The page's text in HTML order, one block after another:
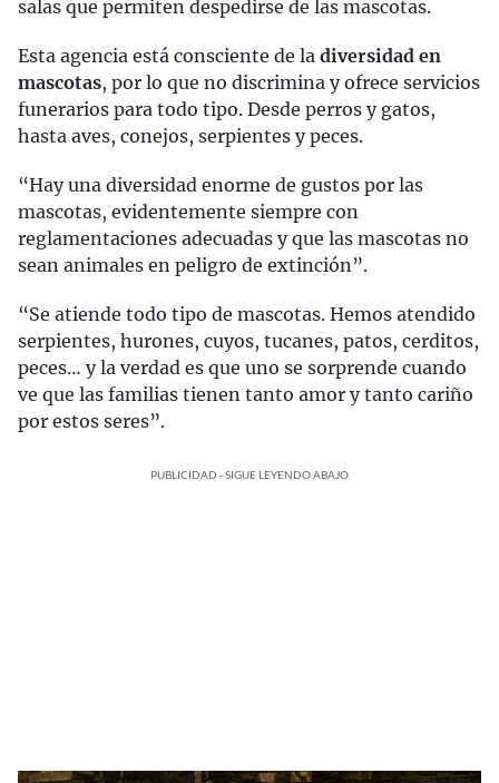
salas que permiten despedirse de las mascotas.
Esta agencia está consciente de la diversidad en
mascotas, por lo que no discrimina y ofrece servicios
funerarios para todo tipo. Desde perros y gatos,
hasta aves, conejos, serpientes y peces.
“Hay una diversidad enorme de gustos por las
mascotas, evidentemente siempre con
reglamentaciones adecuadas y que las mascotas no
sean animales en peligro de extinción”.
“Se atiende todo tipo de mascotas. Hemos atendido
serpientes, hurones, cuyos, tucanes, patos, cerditos,
peces… y la verdad es que uno se sorprende cuando
ve que las familias tienen tanto amor y tanto cariño
por estos seres”.
PUBLICIDAD - SIGUE LEYENDO ABAJO